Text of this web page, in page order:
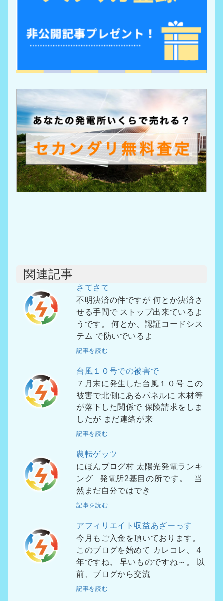
関連記事
さてさて
不明決済の件ですが 何とか決済さ
せる手間で ストップ出来ているよ
うです。 何とか、認証コードシス
テム で防いでいるよ
記事を読む
台風１０号での被害で
７月末に発生した台風１０号 この
被害で北側にあるパネルに 木材等
が落下した関係で 保険請求をしま
したが まだ連絡が来
記事を読む
農転ゲッツ
にほんブログ村 太陽光発電ランキ
ング 発電所2基目の所です。 当
然まだ自分ではでき
記事を読む
アフィリエイト収益あざーっす
今月もご入金を頂いております。
このブログを始めて カレコレ、４
年ですね。 早いものですね～。 以
前、ブログから交流
記事を読む